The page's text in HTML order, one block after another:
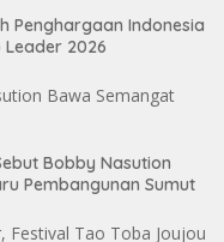
Penghargaan Indonesia
Leader 2026
Bobby Nasution
Pembangunan Sumut